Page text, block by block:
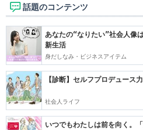
話題のコンテンツ
あなたの“なりたい”社会人像
新生活
身だしなみ・ビジネスアイテム
【診断】セルフプロデュー
社会人ライフ
いつでもわたしは前を向く。